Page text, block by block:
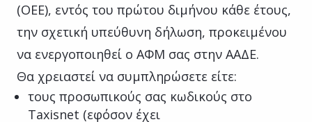
(ΟΕΕ), εντός του πρώτου διμήνου κάθε έτους,
την σχετική υπεύθυνη δήλωση, προκειμένου
να ενεργοποιηθεί ο ΑΦΜ σας στην ΑΑΔΕ.
Θα χρειαστεί να συμπληρώσετε είτε:
τους προσωπικούς σας κωδικούς στο
Taxisnet (εφόσον έχει